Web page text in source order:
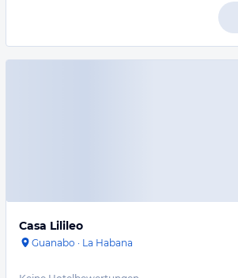
Casa Lilileo
Guanabo · La Habana